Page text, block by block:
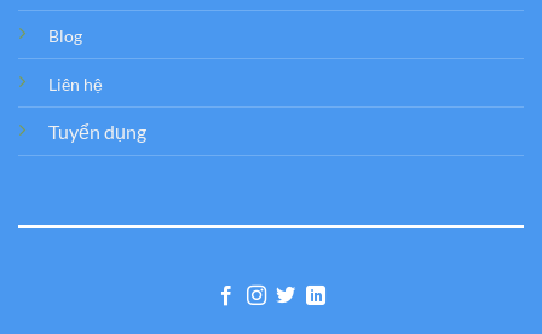
Blog
Liên hệ
Tuyển dụng